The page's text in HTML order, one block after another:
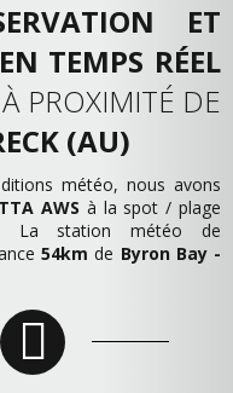
ET
TEMPS RÉEL
À PROXIMITÉ DE
(AU)
météo, nous avons
AWS à la spot / plage
La station météo de
54km de Byron Bay -